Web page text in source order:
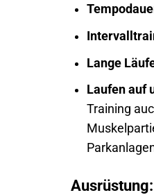
Lange
Laufen auf
Training